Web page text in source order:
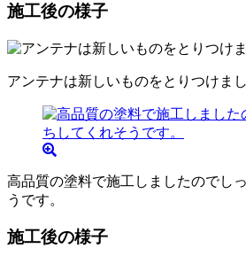
施工後の様子
アンテナは新しいものをとりつけまし
高品質の塗料で施工しましたのでし
うです。
施工後の様子